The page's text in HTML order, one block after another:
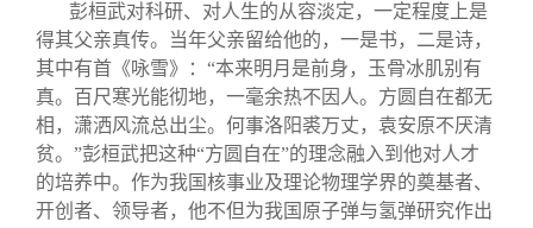
彭桓武对科研、对人生的从容淡定，一定程度上是
得其父亲真传。当年父亲留给他的，一是书，二是诗，
其中有首《咏雪》：“本来明月是前身，玉骨冰肌别有
真。百尺寒光能彻地，一毫余热不因人。方圆自在都无
相，潇洒风流总出尘。何事洛阳裘万丈，袁安原不厌清
贫。”彭桓武把这种“方圆自在”的理念融入到他对人才
的培养中。作为我国核事业及理论物理学界的奠基者、
开创者、领导者，他不但为我国原子弹与氢弹研究作出